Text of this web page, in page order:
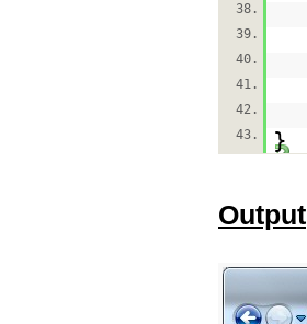
38.
39.
40.
41.
42.
43.
}
Output